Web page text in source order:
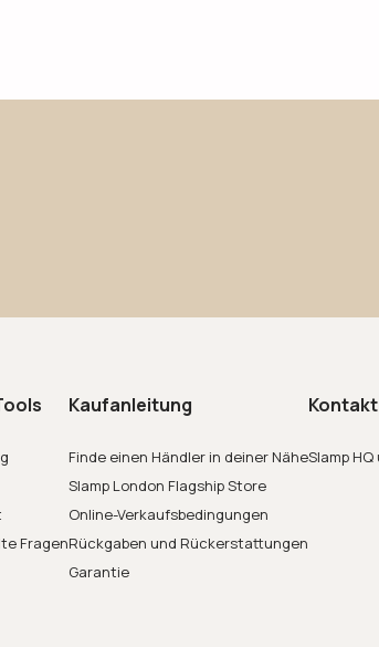
Fragen
Kaufanleitung
Finde einen Händler in deiner Nähe
Slamp London Flagship Store
Online-Verkaufsbedingungen
Rückgaben und Rückerstattungen
Garantie
Kontakt
Slamp